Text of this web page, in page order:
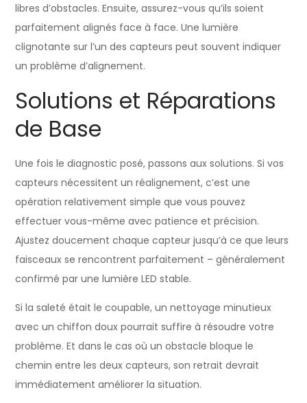
libres d’obstacles. Ensuite, assurez-vous qu’ils soient
parfaitement alignés face à face. Une lumière
clignotante sur l’un des capteurs peut souvent indiquer
un problème d’alignement.
Solutions et Réparations
de Base
Une fois le diagnostic posé, passons aux solutions. Si vos
capteurs nécessitent un réalignement, c’est une
opération relativement simple que vous pouvez
effectuer vous-même avec patience et précision.
Ajustez doucement chaque capteur jusqu’à ce que leurs
faisceaux se rencontrent parfaitement – généralement
confirmé par une lumière LED stable.
Si la saleté était le coupable, un nettoyage minutieux
avec un chiffon doux pourrait suffire à résoudre votre
problème. Et dans le cas où un obstacle bloque le
chemin entre les deux capteurs, son retrait devrait
immédiatement améliorer la situation.